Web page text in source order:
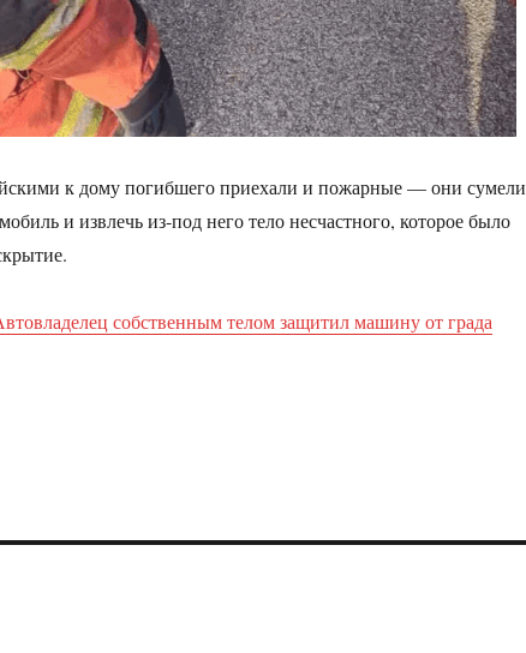
к дому погибшего приехали и пожарные — они сумели
и извлечь из-под него тело несчастного, которое было
собственным телом защитил машину от града